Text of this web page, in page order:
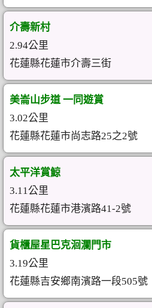
介壽新村
2.94公里
花蓮縣花蓮市介壽三街
美崙山步道 一同遊賞
3.02公里
花蓮縣花蓮市尚志路25之2號
太平洋賞鯨
3.11公里
花蓮縣花蓮市港濱路41-2號
貨櫃屋星巴克洄瀾門市
3.19公里
花蓮縣吉安鄉南濱路一段505號